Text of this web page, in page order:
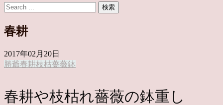
春耕
2017年02月20日
勝爺春耕枝枯薔薇鉢
春耕や枝枯れ薔薇の鉢重し